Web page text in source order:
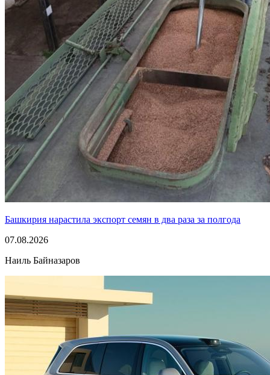
Башкирия нарастила экспорт семян в два раза за полгода
07.08.2026
Наиль Байназаров